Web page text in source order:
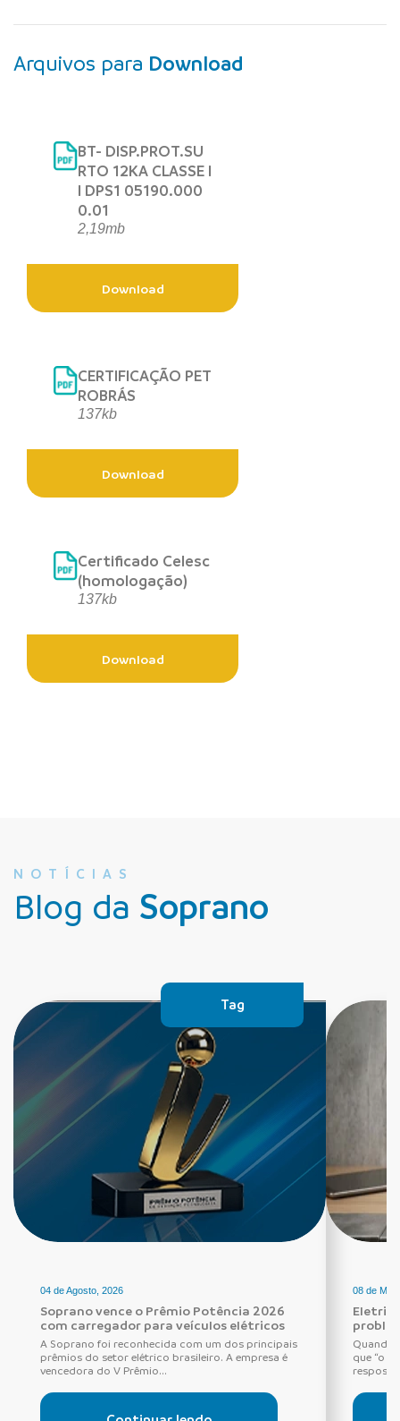
Arquivos para Download
BT- DISP.PROT.SU
RTO 12KA CLASSE I
I DPS1 05190.000
0.01
2,19mb
Download
CERTIFICAÇÃO PET
ROBRÁS
137kb
Download
Certificado Celesc
(homologação)
137kb
Download
NOTÍCIAS
Blog da Soprano
Tag
04 de Agosto, 2026
Soprano vence o Prêmio Potência 2026
com carregador para veículos elétricos
A Soprano foi reconhecida com um dos principais
prêmios do setor elétrico brasileiro. A empresa é
vencedora do V Prêmio...
08 de
Quando
que “o
resposta